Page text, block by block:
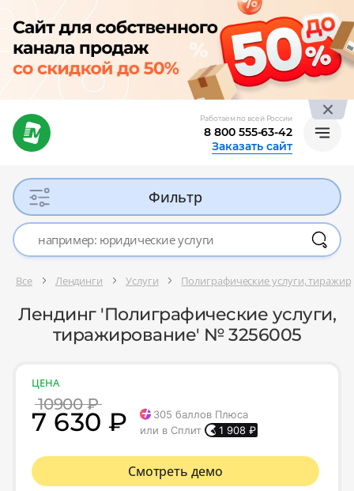
Работаем по всей России
8 800 555-63-42
Заказать сайт
Фильтр
Все Лендинги Услуги Полиграфические услуги,
Лендинг 'Полиграфические услуги,
тиражирование' № 3256005
ЦЕНА
10900 ₽
7 630 ₽ 305 баллов Плюса
или в Сплит
1 908 ₽
Смотреть демо